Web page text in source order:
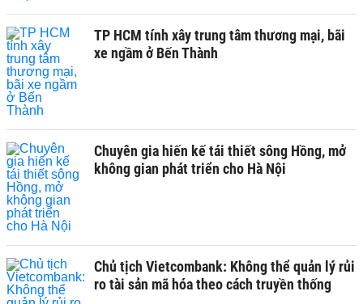
TP HCM tính xây trung tâm thương mại, bãi
xe ngầm ở Bến Thành
Chuyên gia hiến kế tái thiết sông Hồng, mở
không gian phát triển cho Hà Nội
Chủ tịch Vietcombank: Không thể quản lý rủi
ro tài sản mã hóa theo cách truyền thống